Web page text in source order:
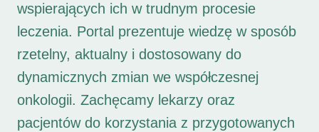
wspierających ich w trudnym procesie
leczenia. Portal prezentuje wiedzę w sposób
rzetelny, aktualny i dostosowany do
dynamicznych zmian we współczesnej
onkologii. Zachęcamy lekarzy oraz
pacjentów do korzystania z przygotowanych